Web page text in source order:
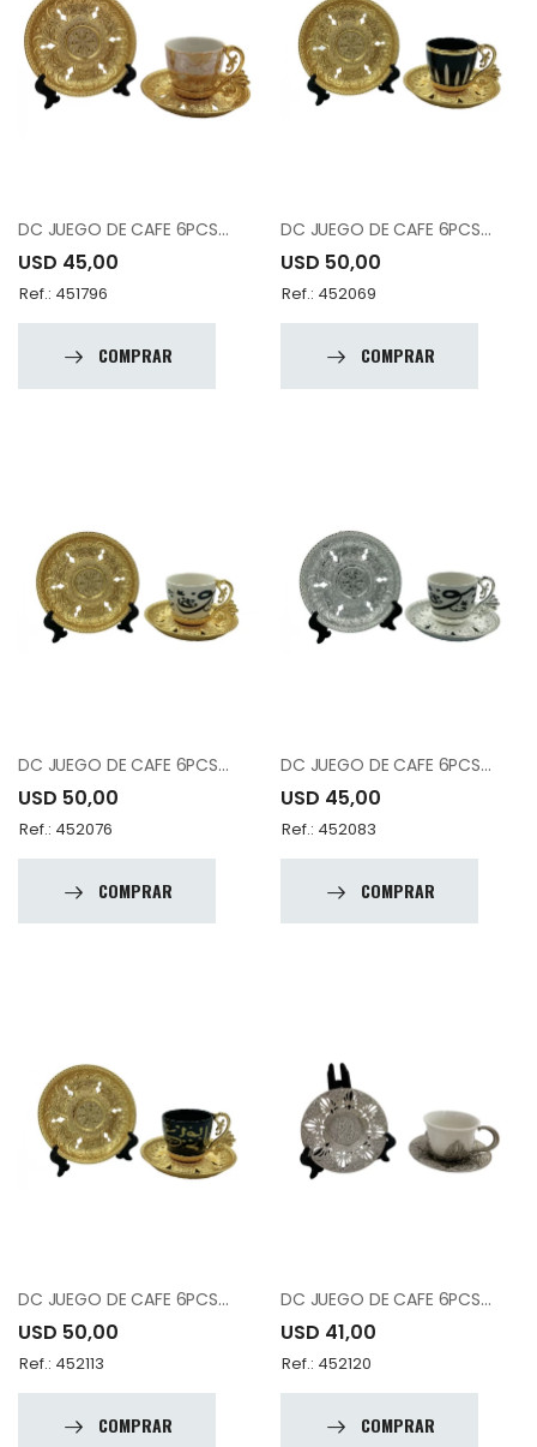
DC JUEGO DE CAFE 6PCS 12-007-K6-DSNT-18
USD 45,00
Ref.: 451796
COMPRAR
DC JUEGO DE CAFE 6PCS 12-007-K6-TAC-18
USD 50,00
Ref.: 452069
COMPRAR
DC JUEGO DE CAFE 6PCS 12-007-K6-YZI-18
USD 50,00
Ref.: 452076
COMPRAR
DC JUEGO DE CAFE 6PCS 12-007-K6-YZI-19
USD 45,00
Ref.: 452083
COMPRAR
DC JUEGO DE CAFE 6PCS 12-007-SK6-YZI-18
USD 50,00
Ref.: 452113
COMPRAR
DC JUEGO DE CAFE 6PCS 12-010-EK6 -11
USD 41,00
Ref.: 452120
COMPRAR